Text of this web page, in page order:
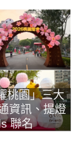
桃園」三大
資訊、提燈
聯名